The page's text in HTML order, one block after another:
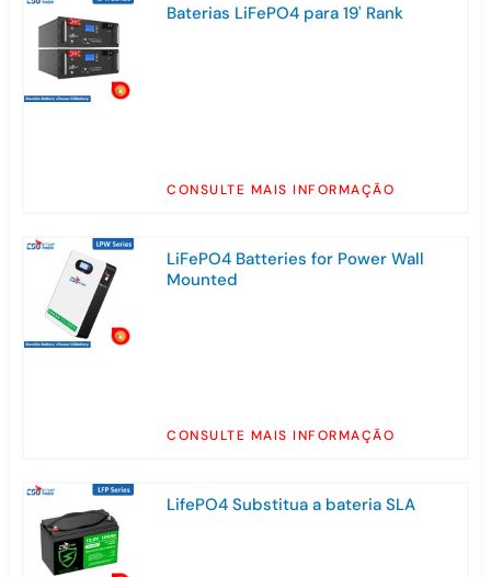
Baterias LiFePO4 para 19' Rank
CONSULTE MAIS INFORMAÇÃO
LiFePO4 Batteries for Power Wall
Mounted
CONSULTE MAIS INFORMAÇÃO
LifePO4 Substitua a bateria SLA